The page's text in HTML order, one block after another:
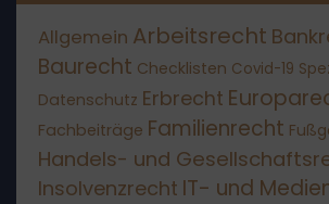
Allgemein Arbeitsrecht
Baurecht Checklisten Covid-19
Datenschutz Erbrecht
Fachbeiträge Familienrecht
Handels- und
Insolvenzrecht IT- und